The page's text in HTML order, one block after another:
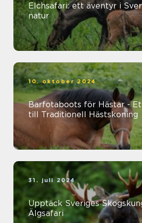
Elchsafari: ett äventyr i
natur
10. oktober 2024
Barfotaboots för Hästar -
till Traditionell Hästskoning
31. juli 2024
Upptäck Sveriges
Älgsafari